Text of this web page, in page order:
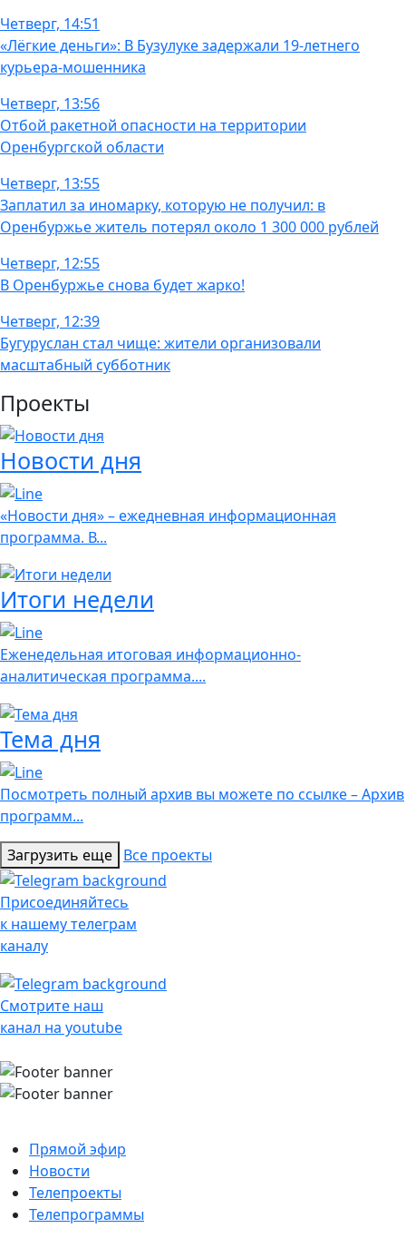
Четверг, 14:51
«Лёгкие деньги»: В Бузулуке задержали 19-летнего
курьера-мошенника
Четверг, 13:56
Отбой ракетной опасности на территории
Оренбургской области
Четверг, 13:55
Заплатил за иномарку, которую не получил: в
Оренбуржье житель потерял около 1 300 000 рублей
Четверг, 12:55
В Оренбуржье снова будет жарко!
Четверг, 12:39
Бугуруслан стал чище: жители организовали
масштабный субботник
Проекты
Новости дня
«Новости дня» – ежедневная информационная
программа. В...
Итоги недели
Еженедельная итоговая информационно-
аналитическая программа....
Тема дня
Посмотреть полный архив вы можете по ссылке – Архив
программ...
Загрузить еще Все проекты
Присоединяйтесь
к нашему телеграм
каналу
Смотрите наш
канал на youtube
Прямой эфир
Новости
Телепроекты
Телепрограммы